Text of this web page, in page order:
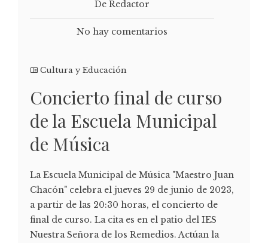
De Redactor
No hay comentarios
Cultura y Educación
Concierto final de curso
de la Escuela Municipal
de Música
La Escuela Municipal de Música "Maestro Juan
Chacón" celebra el jueves 29 de junio de 2023,
a partir de las 20:30 horas, el concierto de
final de curso. La cita es en el patio del IES
Nuestra Señora de los Remedios. Actúan la